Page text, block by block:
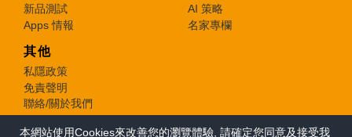
新品測試
Apps 情報
AI 策略
名家專欄
其他
私隱政策
免責聲明
聯絡/關於我們
© 2026 e-zone. All Rights Reserved.
本網站使用Cookies來改善您的瀏覽體驗, 請確定您同意及接受我